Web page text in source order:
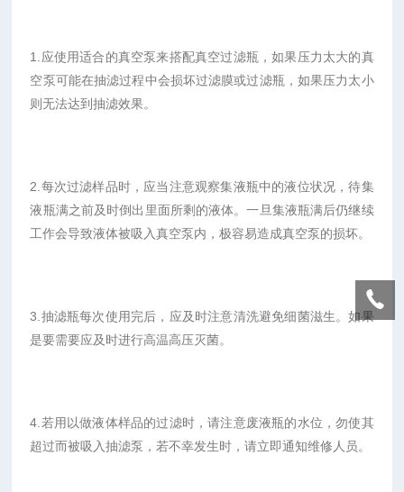
1.应使用适合的真空泵来搭配真空过滤瓶，如果压力太大的真
空泵可能在抽滤过程中会损坏过滤膜或过滤瓶，如果压力太小
则无法达到抽滤效果。
2.每次过滤样品时，应当注意观察集液瓶中的液位状况，待集
液瓶满之前及时倒出里面所剩的液体。一旦集液瓶满后仍继续
工作会导致液体被吸入真空泵内，极容易造成真空泵的损坏。
3.抽滤瓶每次使用完后，应及时注意清洗避免细菌滋生。如果
是要需要应及时进行高温高压灭菌。
4.若用以做液体样品的过滤时，请注意废液瓶的水位，勿使其
超过而被吸入抽滤泵，若不幸发生时，请立即通知维修人员。